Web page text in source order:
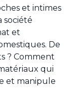
et intimes
société
et
De
? Comment
qui
et manipule